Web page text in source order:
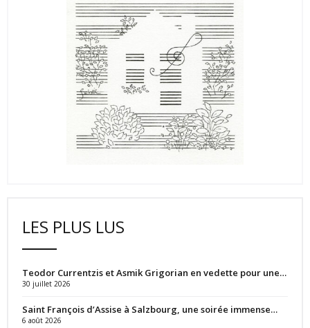
LES PLUS LUS
Teodor Currentzis et Asmik Grigorian en vedette pour une…
30 juillet 2026
Saint François d’Assise à Salzbourg, une soirée immense…
6 août 2026